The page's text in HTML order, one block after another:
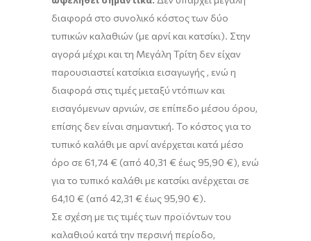
διαφορά στο συνολικό κόστος των δύο
τυπικών καλαθιών (με αρνί και κατσίκι). Στην
αγορά μέχρι και τη Μεγάλη Τρίτη δεν είχαν
παρουσιαστεί κατσίκια εισαγωγής , ενώ η
διαφορά στις τιμές μεταξύ ντόπιων και
εισαγόμενων αρνιών, σε επίπεδο μέσου όρου,
επίσης δεν είναι σημαντική. Το κόστος για το
τυπικό καλάθι με αρνί ανέρχεται κατά μέσο
όρο σε 61,74 € (από 40,31 € έως 95,90 €), ενώ
για το τυπικό καλάθι με κατσίκι ανέρχεται σε
64,10 € (από 42,31 € έως 95,90 €).
Σε σχέση με τις τιμές των προϊόντων του
καλαθιού κατά την περσινή περίοδο,